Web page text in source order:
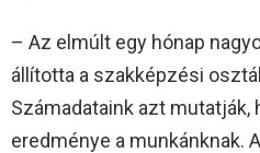
– Az elmúlt egy hónap
állította a szakképzési
Számadataink azt mutatják,
eredménye a munkánknak.